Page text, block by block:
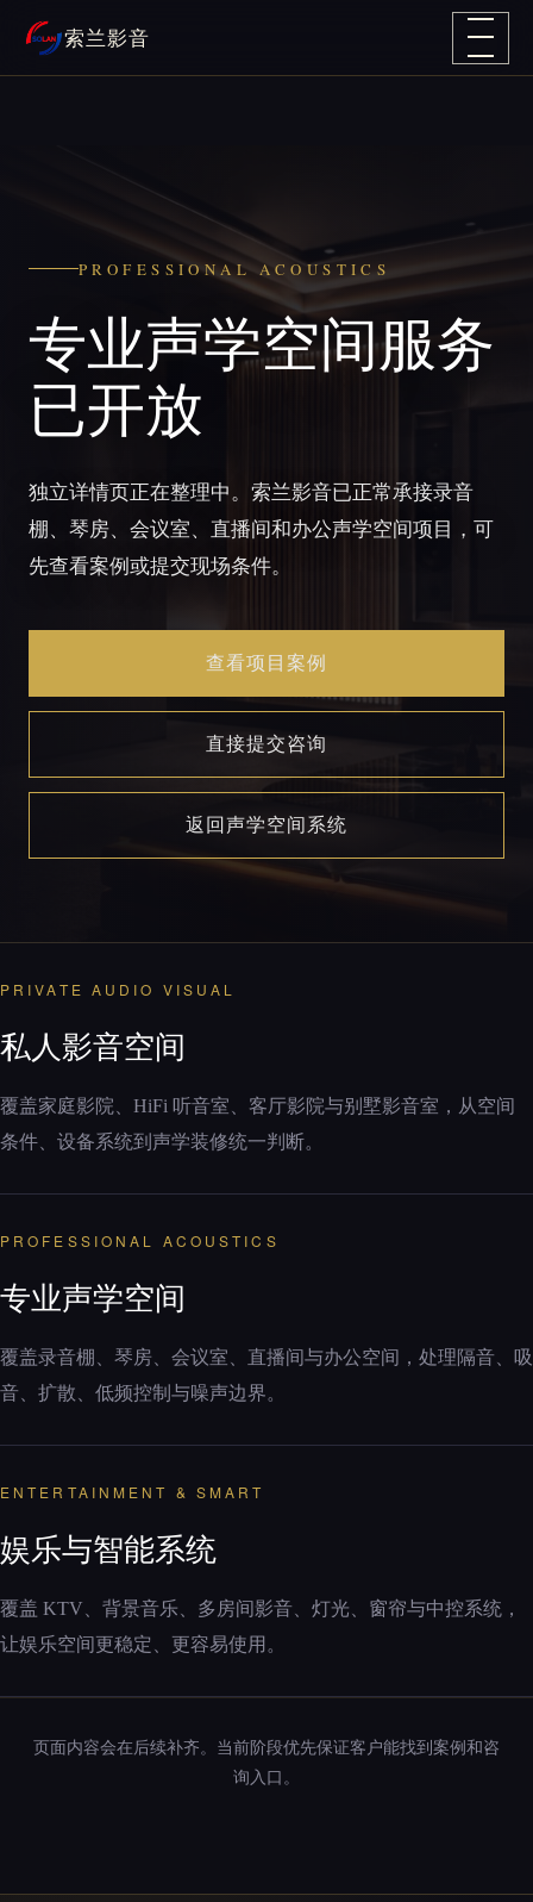
内
索兰影音
PROFESSIONAL ACOUSTICS
专业声学空间服务
已开放
独立详情页正在整理中。索兰影音已正常承接录音
棚、琴房、会议室、直播间和办公声学空间项目，可
先查看案例或提交现场条件。
查看项目案例
直接提交咨询
返回声学空间系统
PRIVATE AUDIO VISUAL
私人影音空间
覆盖家庭影院、HiFi 听音室、客厅影院与别墅影音室，从空间
条件、设备系统到声学装修统一判断。
PROFESSIONAL ACOUSTICS
专业声学空间
覆盖录音棚、琴房、会议室、直播间与办公空间，处理隔音、吸
音、扩散、低频控制与噪声边界。
ENTERTAINMENT & SMART
娱乐与智能系统
覆盖 KTV、背景音乐、多房间影音、灯光、窗帘与中控系统，
让娱乐空间更稳定、更容易使用。
页面内容会在后续补齐。当前阶段优先保证客户能找到案例和咨
询入口。